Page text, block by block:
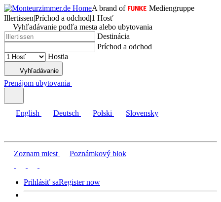
A brand of
Mediengruppe
Illertissen|Príchod a odchod|1 Hosť
Vyhľadávanie podľa mesta alebo ubytovania
Destinácia
Príchod a odchod
Hostia
Vyhľadávanie
Prenájom ubytovania
English Deutsch Polski Slovensky
Zoznam miest Poznámkový blok
Prihlásiť saRegister now